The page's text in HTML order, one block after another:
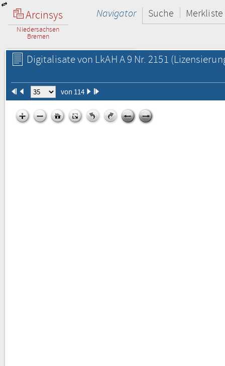
Arcinsys
Niedersachsen
Bremen
Navigator Suche Merkliste
Digitalisate von LkAH A 9 Nr. 2151
von 114